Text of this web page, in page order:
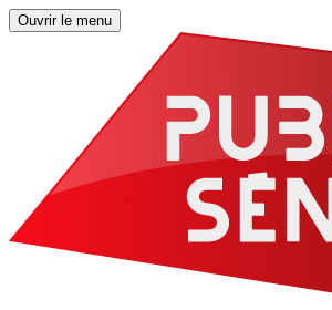
Ouvrir le menu